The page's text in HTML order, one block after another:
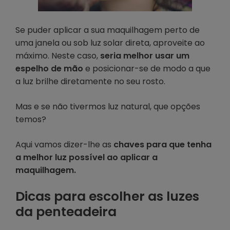
Se puder aplicar a sua maquilhagem perto de
uma janela ou sob luz solar direta, aproveite ao
máximo. Neste caso, seria melhor usar um
espelho de mão e posicionar-se de modo a que
a luz brilhe diretamente no seu rosto.
Mas e se não tivermos luz natural, que opções
temos?
Aqui vamos dizer-lhe as chaves para que tenha
a melhor luz possível ao aplicar a
maquilhagem.
Dicas para escolher as luzes
da penteadeira